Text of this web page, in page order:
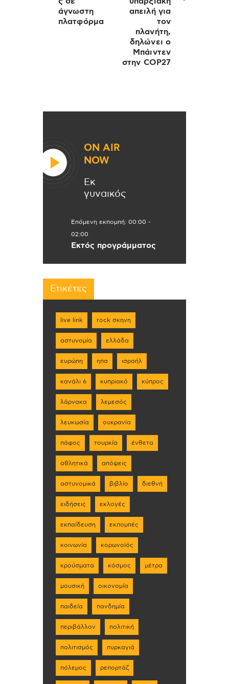
άγνωστη
πλατφόρμα
απειλή για
τον
πλανήτη,
δηλώνει ο
Μπάιντεν
στην COP27
ON AIR
NOW
Εκ
γυναικός
Επόμενη εκπομπή: 00:00 -
02:00
Εκτός προγράμματος
Ετικέτες
live link rock σκηνη
αστυνομία ελλάδα
ευρώπη ηπα ισραήλ
κανάλι 6 κυπριακό κύπρος
λάρνακα λεμεσός
λευκωσία ουκρανία
πάφος τουρκία ένθετα
αθλητικά απόψεις
αστυνομικά βιβλίο διεθνή
ειδήσεις εκλογές
εκπαίδευση εκπομπές
κοινωνία κορωνοϊός
κρούσματα κόσμος μέτρα
μουσική οικονομία
παιδεία πανδημία
περιβάλλον πολιτική
πολιτισμός πυρκαγιά
πόλεμος ρεπορτάζ